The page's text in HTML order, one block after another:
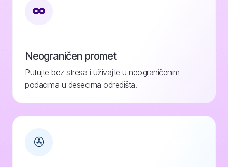
Neograničen promet
Putujte bez stresa i uživajte u neograničenim
podacima u desecima odredišta.